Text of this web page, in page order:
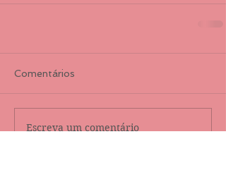
Comentários
Escreva um comentário